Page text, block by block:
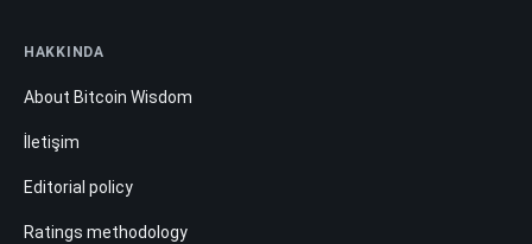
HAKKINDA
About Bitcoin Wisdom
İletişim
Editorial policy
Ratings methodology